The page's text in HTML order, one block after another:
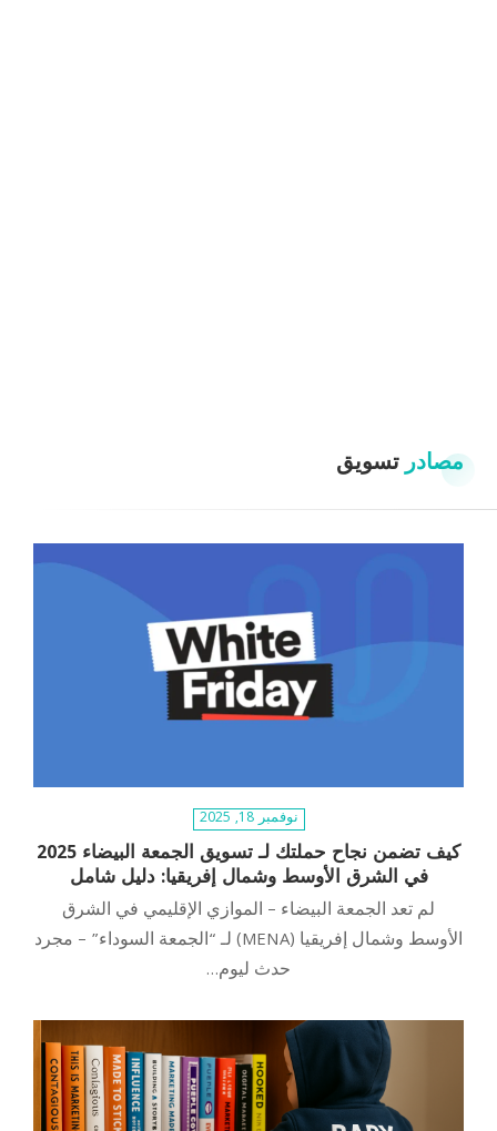
مصادرتسويق
نوفمبر 18, 2025
كيف تضمن نجاح حملتك لـ تسويق الجمعة البيضاء 2025
في الشرق الأوسط وشمال إفريقيا: دليل شامل
لم تعد الجمعة البيضاء – الموازي الإقليمي في الشرق
الأوسط وشمال إفريقيا (MENA) لـ “الجمعة السوداء” – مجرد
حدث ليوم…